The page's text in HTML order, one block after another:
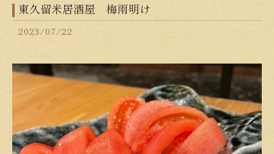
東久留米居酒屋 梅雨明け
2023/07/22